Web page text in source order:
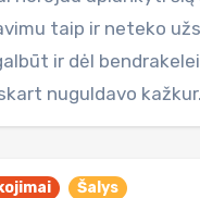
taip ir neteko
ir dėl
nuguldavo
Šalys